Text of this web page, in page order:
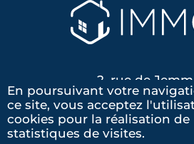
Ma recherche
la surchauffe aide
renaturation de la ville,
terre aux r�...
2, rue de
44000
En poursuivant votre
ce site, vous acceptez
cookies pour la réalisation de
statistiques de visites.